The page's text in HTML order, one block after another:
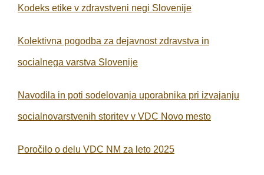
Kodeks etike v zdravstveni negi Slovenije
Kolektivna pogodba za dejavnost zdravstva in
socialnega varstva Slovenije
Navodila in poti sodelovanja uporabnika pri izvajanju
socialnovarstvenih storitev v VDC Novo mesto
Poročilo o delu VDC NM za leto 2025